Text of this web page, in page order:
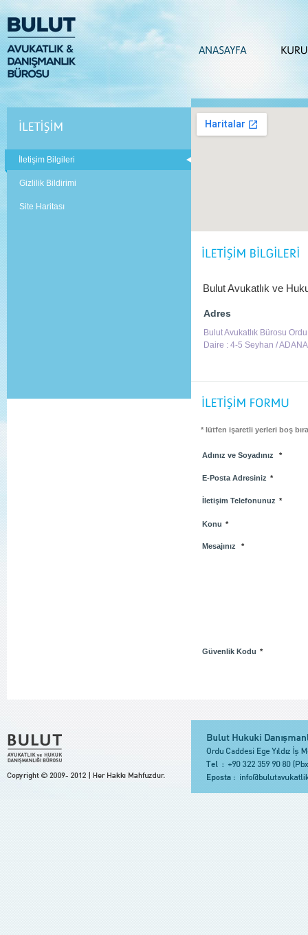
İletişim Bilgileri
Gizlilik Bildirimi
Site Haritası
Bulut Avukatlık ve
Adres
Bulut Avukatlık Bürosu
Daire : 4-5 Seyhan / ADANA
* lütfen işaretli yerleri boş
Adınız ve Soyadınız *
E-Posta Adresiniz *
İletişim Telefonunuz *
Konu *
Mesajınız *
Güvenlik Kodu *